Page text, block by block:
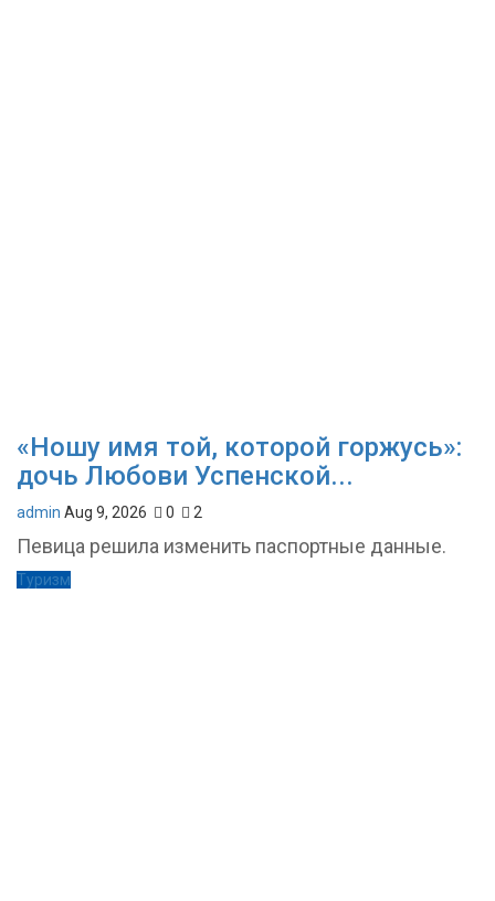
«Ношу имя той, которой горжусь»:
дочь Любови Успенской...
admin Aug 9, 2026 0 2
Певица решила изменить паспортные данные.
Туризм